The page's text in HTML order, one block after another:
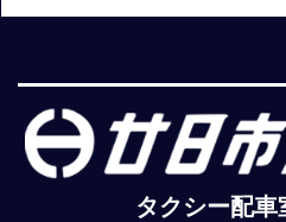
タクシー配車